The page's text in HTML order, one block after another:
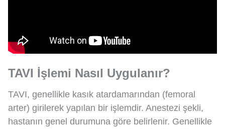
TAVI İşlemi Nasıl Uygulanır?
TAVI, genellikle kasık atardamarından (femoral
arter) girilerek yapılan bir işlemdir. Anestezi şekli,
hastanın genel durumuna göre belirlenir. Genellikle